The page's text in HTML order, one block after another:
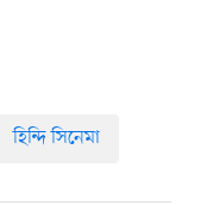
হিন্দি সিনেমা